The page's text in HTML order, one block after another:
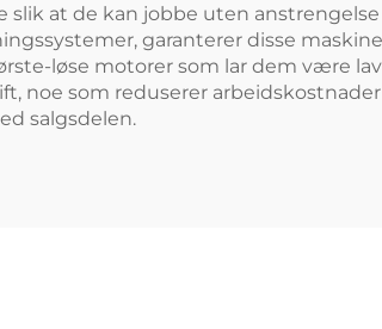
at de kan jobbe uten
garanterer disse
løse motorer som lar dem være
noe som reduserer
salgsdelen.